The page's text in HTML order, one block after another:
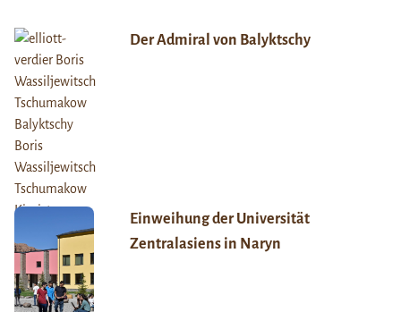
Der Admiral von Balyktschy
Einweihung der Universität
Zentralasiens in Naryn